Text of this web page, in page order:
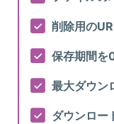
削除用の
保存期間を
最大ダウン
ダウンロー